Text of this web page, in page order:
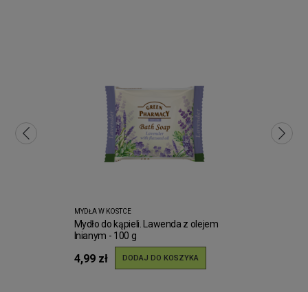
MYDŁA W KOSTCE
Mydło do kąpieli. Lawenda z olejem
lnianym - 100 g
4,99 zł DODAJ DO KOSZYKA